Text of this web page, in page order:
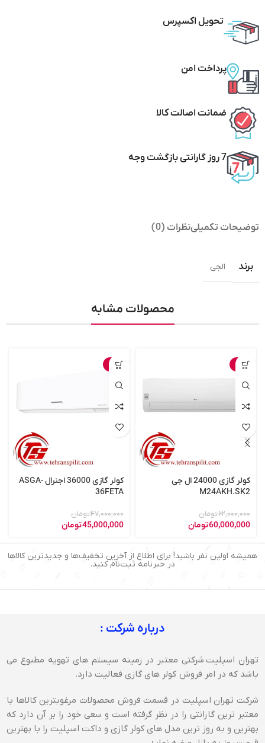
تحویل اکسپرس
پرداخت امن
ضمانت اصالت کالا
7 روز گارانتی بازگشت وجه
توضیحات تکمیلینظرات (0)
برند الجی
محصولات مشابه
-3%
کولر گازی 24000 ال جی
M24AKH.SK2
62,000,000تومان
60,000,000تومان
-4%
کولر گازی 36000 اجنرال ASGA-
36FETA
47,000,000تومان
45,000,000تومان
همیشه اولین نفر باشید! برای اطلاع از آخرین تخفیف‌ها و جدیدترین کالاها
در خبرنامه ثبت‌نام کنید.
درباره شرکت :
تهران اسپلیت شرکتی معتبر در زمینه سیستم های تهویه مطبوع می
باشد که در امر فروش کولر های گازی فعالیت دارد.
شرکت تهران اسپلیت در قسمت فروش محصولات مرغوبترین کالاها با
معتبر ترین گارانتی را در نظر گرفته است و سعی خود را بر آن دارد که
بهترین و به روز ترین مدل های کولر گازی و داکت اسپلیت را با بهترین